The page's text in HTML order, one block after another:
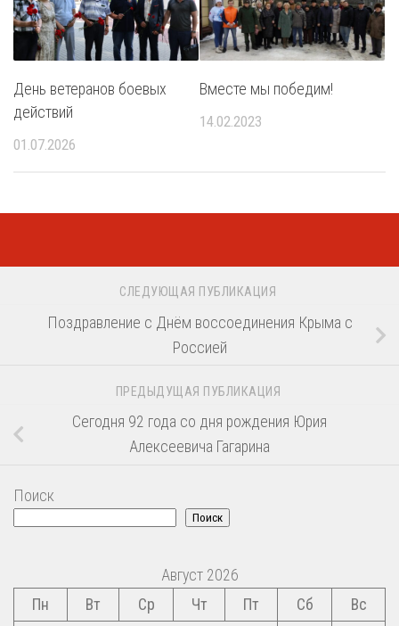
День ветеранов боевых
действий
01.07.2026
Вместе мы победим!
14.02.2023
СЛЕДУЮЩАЯ ПУБЛИКАЦИЯ
Поздравление с Днём воссоединения Крыма с
Россией
ПРЕДЫДУЩАЯ ПУБЛИКАЦИЯ
Сегодня 92 года со дня рождения Юрия
Алексеевича Гагарина
Поиск
Поиск
Август 2026
Пн
Вт Ср Чт Пт Сб
Вс